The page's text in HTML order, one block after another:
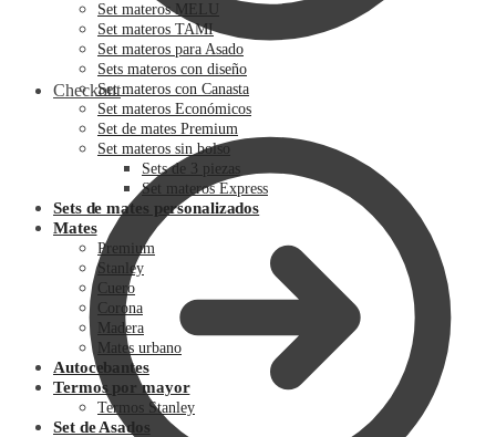
Checkout
Set materos MELU
Set materos TAMI
Set materos para Asado
Sets materos con diseño
Set materos con Canasta
Set materos Económicos
Set de mates Premium
Set materos sin bolso
Sets de 3 piezas
Set materos Express
Sets de mates personalizados
Mates
Premium
Stanley
Cuero
Corona
Madera
Mates urbano
Autocebantes
Termos por mayor
Termos Stanley
Set de Asados